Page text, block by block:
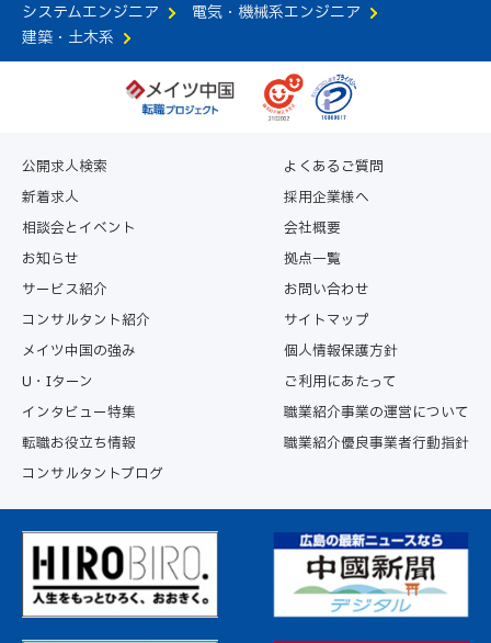
システムエンジニア
電気・機械系エンジニア
建築・土木系
公開求人検索
新着求人
相談会とイベント
お知らせ
サービス紹介
コンサルタント紹介
メイツ中国の強み
U・Iターン
インタビュー特集
転職お役立ち情報
コンサルタントブログ
よくあるご質問
採用企業様へ
会社概要
拠点一覧
お問い合わせ
サイトマップ
個人情報保護方針
ご利用にあたって
職業紹介事業の運営について
職業紹介優良事業者行動指針